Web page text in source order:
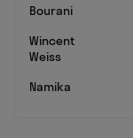
Bourani
Wincent
Weiss
Namika